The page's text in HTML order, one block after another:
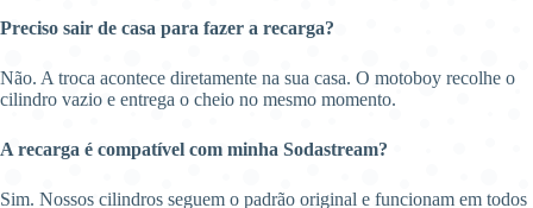
Preciso sair de casa para fazer a recarga?
Não. A troca acontece diretamente na sua casa. O motoboy recolhe o
cilindro vazio e entrega o cheio no mesmo momento.
A recarga é compatível com minha Sodastream?
Sim. Nossos cilindros seguem o padrão original e funcionam em todos